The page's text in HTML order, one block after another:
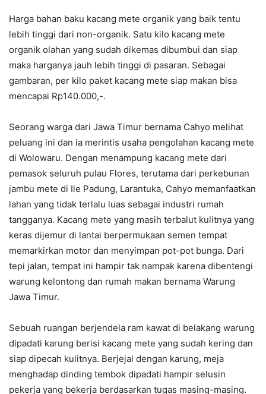
Harga bahan baku kacang mete organik yang baik tentu
lebih tinggi dari non-organik. Satu kilo kacang mete
organik olahan yang sudah dikemas dibumbui dan siap
maka harganya jauh lebih tinggi di pasaran. Sebagai
gambaran, per kilo paket kacang mete siap makan bisa
mencapai Rp140.000,-.
Seorang warga dari Jawa Timur bernama Cahyo melihat
peluang ini dan ia merintis usaha pengolahan kacang mete
di Wolowaru. Dengan menampung kacang mete dari
pemasok seluruh pulau Flores, terutama dari perkebunan
jambu mete di Ile Padung, Larantuka, Cahyo memanfaatkan
lahan yang tidak terlalu luas sebagai industri rumah
tangganya. Kacang mete yang masih terbalut kulitnya yang
keras dijemur di lantai berpermukaan semen tempat
memarkirkan motor dan menyimpan pot-pot bunga. Dari
tepi jalan, tempat ini hampir tak nampak karena dibentengi
warung kelontong dan rumah makan bernama Warung
Jawa Timur.
Sebuah ruangan berjendela ram kawat di belakang warung
dipadati karung berisi kacang mete yang sudah kering dan
siap dipecah kulitnya. Berjejal dengan karung, meja
menghadap dinding tembok dipadati hampir selusin
pekerja yang bekerja berdasarkan tugas masing-masing.